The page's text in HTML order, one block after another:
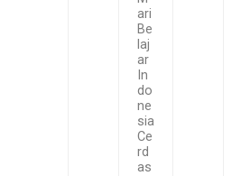
ari
Be
laj
ar
In
do
ne
sia
Ce
rd
as